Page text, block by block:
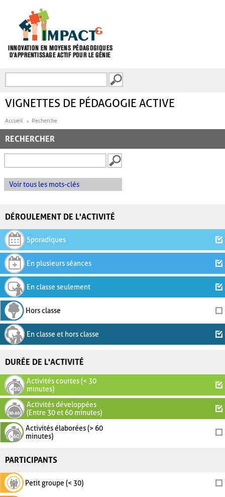
FORMULAIRE DE
VIGNETTES DE PÉDAGOGIE ACTIVE
Accueil Recherche
RECHERCHER
Voir tous les mots-clés
DÉROULEMENT DE L'ACTIVITÉ
Sporadiques
En plusieurs séances
En classe seulement
Hors classe
En classe et hors classe
DURÉE DE L'ACTIVITÉ
Activités courtes (< 30
minutes)
Activités développées
(Entre 30 et 60 minutes)
Activités élaborées (> 60
minutes)
PARTICIPANTS
Petit groupe (< 30)